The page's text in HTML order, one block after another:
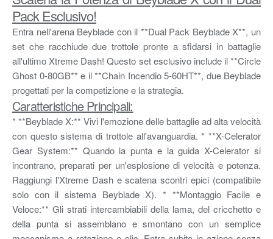
Pack Esclusivo!
Entra nell'arena Beyblade con il **Dual Pack Beyblade X**, un
set che racchiude due trottole pronte a sfidarsi in battaglie
all'ultimo Xtreme Dash! Questo set esclusivo include il **Circle
Ghost 0-80GB** e il **Chain Incendio 5-60HT**, due Beyblade
progettati per la competizione e la strategia.
Caratteristiche Principali:
* **Beyblade X:** Vivi l'emozione delle battaglie ad alta velocità
con questo sistema di trottole all'avanguardia. * **X-Celerator
Gear System:** Quando la punta e la guida X-Celerator si
incontrano, preparati per un'esplosione di velocità e potenza.
Raggiungi l'Xtreme Dash e scatena scontri epici (compatibile
solo con il sistema Beyblade X). * **Montaggio Facile e
Veloce:** Gli strati intercambiabili della lama, del cricchetto e
della punta si assemblano e smontano con un semplice